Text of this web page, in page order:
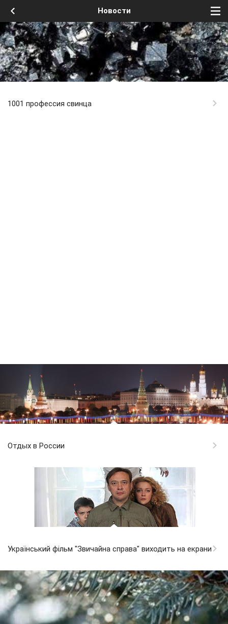
Новости
1001 профессия свинца
Отдых в России
Український фільм "Звичайна справа" виходить на екрани